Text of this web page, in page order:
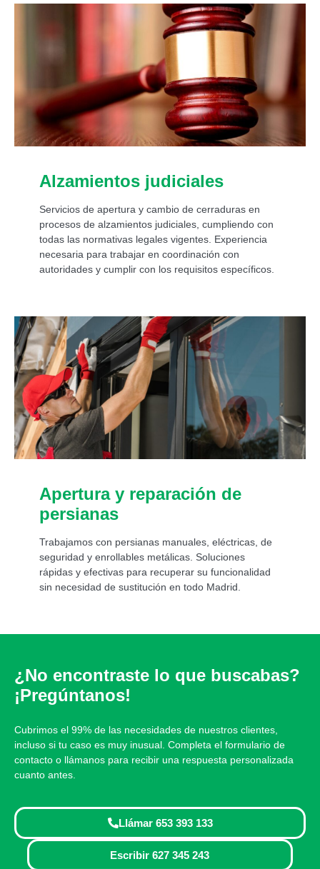
Alzamientos judiciales
Servicios de apertura y cambio de cerraduras en
procesos de alzamientos judiciales, cumpliendo con
todas las normativas legales vigentes. Experiencia
necesaria para trabajar en coordinación con
autoridades y cumplir con los requisitos específicos.
Apertura y reparación de
persianas
Trabajamos con persianas manuales, eléctricas, de
seguridad y enrollables metálicas. Soluciones
rápidas y efectivas para recuperar su funcionalidad
sin necesidad de sustitución en todo Madrid.
¿No encontraste lo que buscabas?
¡Pregúntanos!
Cubrimos el 99% de las necesidades de nuestros clientes,
incluso si tu caso es muy inusual. Completa el formulario de
contacto o llámanos para recibir una respuesta personalizada
cuanto antes.
Llámar 653 393 133
Escribir 627 345 243